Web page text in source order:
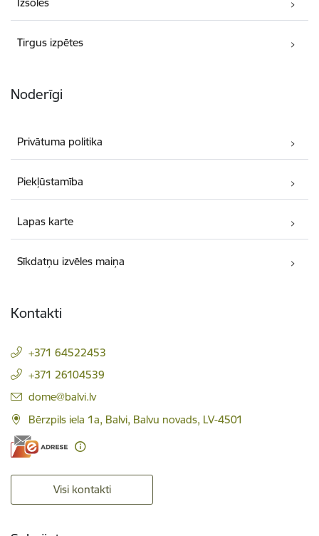
Tirgus izpētes
Noderīgi
Privātuma politika
Piekļūstamība
Lapas karte
Sīkdatņu izvēles maiņa
Kontakti
+371 64522453
+371 26104539
E-pasts:
dome@balvi.lv
Bērzpils iela 1a, Balvi, Balvu novads, LV-4501
Visi kontakti